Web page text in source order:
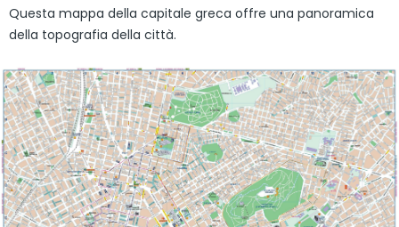
Questa mappa della capitale greca offre una panoramica
della topografia della città.